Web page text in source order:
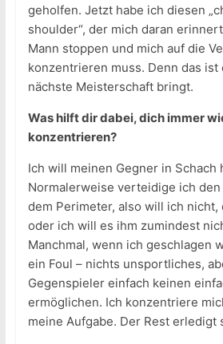
geholfen. Jetzt habe ich diesen
shoulder“, der mich daran
Mann stoppen und mich auf die
konzentrieren muss. Denn das ist
nächste Meisterschaft bringt.
Was hilft dir dabei, dich immer
konzentrieren?
Ich will meinen Gegner in Schach
Normalerweise verteidige ich
dem Perimeter, also will ich nicht,
oder ich will es ihm zumindest
Manchmal, wenn ich geschlagen
ein Foul – nichts unsportliches,
Gegenspieler einfach keinen
ermöglichen. Ich konzentriere
meine Aufgabe. Der Rest erledigt